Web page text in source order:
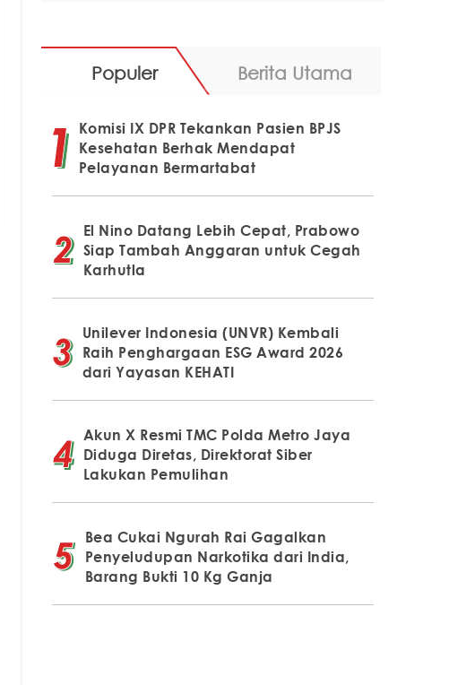
Populer Berita Utama
Komisi IX DPR Tekankan Pasien BPJS
Kesehatan Berhak Mendapat
Pelayanan Bermartabat
El Nino Datang Lebih Cepat, Prabowo
Siap Tambah Anggaran untuk Cegah
Karhutla
Unilever Indonesia (UNVR) Kembali
Raih Penghargaan ESG Award 2026
dari Yayasan KEHATI
Akun X Resmi TMC Polda Metro Jaya
Diduga Diretas, Direktorat Siber
Lakukan Pemulihan
Bea Cukai Ngurah Rai Gagalkan
Penyeludupan Narkotika dari India,
Barang Bukti 10 Kg Ganja